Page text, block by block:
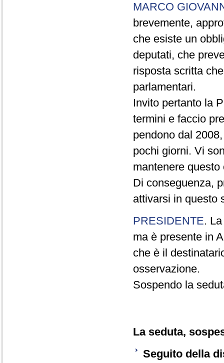
MARCO
brevemente,
che esiste un
deputati, che
risposta scritta
parlamentari.
Invito pertanto la
termini e faccio
pendono dal
pochi giorni. Vi
mantenere questo
Di conseguenza,
attivarsi in questo
PRESIDENTE.
ma è presente in
che è il
osservazione.
Sospendo la
La seduta,
Seguito della